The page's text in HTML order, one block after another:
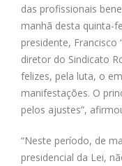
das profissionais
manhã desta quinta-
presidente, Francisco
diretor do Sindicato
felizes, pela luta, o
manifestações. O
pelos ajustes”,
“Neste período, de
presidencial da Lei,